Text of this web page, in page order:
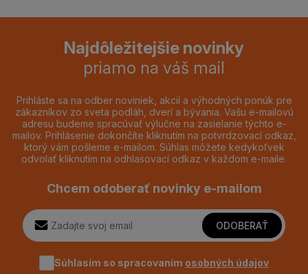
Najdôležitejšie novinky
priamo na váš mail
Prihláste sa na odber noviniek, akcií a výhodných ponúk pre
zákazníkov zo sveta podláh, dverí a bývania. Vašu e-mailovú
adresu budeme spracúvať výlučne na zasielanie týchto e-
mailov. Prihlásenie dokončíte kliknutím na potvrdzovací odkaz,
ktorý vám pošleme e-mailom. Súhlas môžete kedykoľvek
odvolať kliknutím na odhlasovací odkaz v každom e-maile.
Chcem odoberať novinky e-mailom
ODOBERAŤ
Súhlasím so spracovaním osobných údajov